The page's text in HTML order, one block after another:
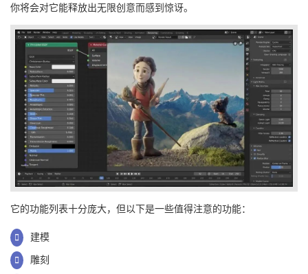
你将会对它能释放出无限创意而感到惊讶。
它的功能列表十分庞大，但以下是一些值得注意的功能：
建模
雕刻